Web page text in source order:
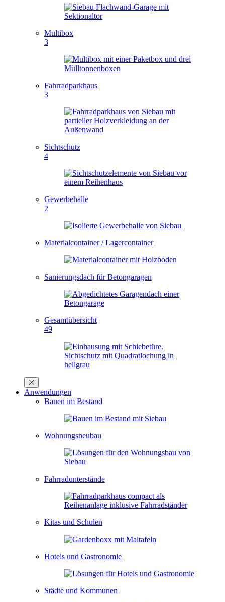
Multibox
3
Fahrradparkhaus
3
Sichtschutz
4
Gewerbehalle
2
Materialcontainer / Lagercontainer
Sanierungsdach für Betongaragen
Gesamtübersicht
49
Anwendungen
Bauen im Bestand
Wohnungsneubau
Fahrradunterstände
Kitas und Schulen
Hotels und Gastronomie
Städte und Kommunen